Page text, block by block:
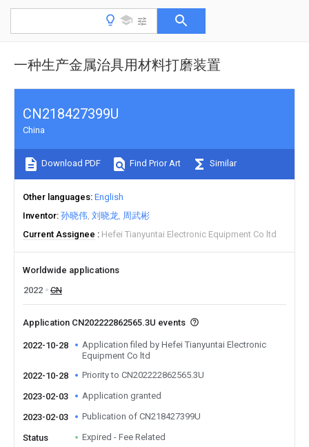
一种生产金属治具用材料打磨装置
CN218427399U
China
Download PDF Find Prior Art Similar
Other languages English
Inventor 孙晓伟 刘晓龙 周武彬
Current Assignee
Hefei Tianyuntai Electronic Equipment Co ltd
Worldwide applications
2022
CN
Application CN202222862565.3U events
2022-10-28
Application filed by Hefei Tianyuntai Electronic
Equipment Co ltd
2022-10-28
Priority to CN202222862565.3U
2023-02-03 Application granted
2023-02-03 Publication of CN218427399U
Status Expired - Fee Related